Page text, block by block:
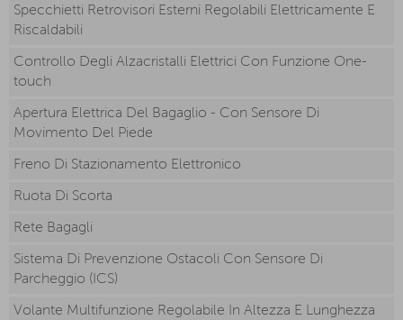
Specchietti Retrovisori Esterni Regolabili Elettricamente E
Riscaldabili
Controllo Degli Alzacristalli Elettrici Con Funzione One-
touch
Apertura Elettrica Del Bagaglio - Con Sensore Di
Movimento Del Piede
Freno Di Stazionamento Elettronico
Ruota Di Scorta
Rete Bagagli
Sistema Di Prevenzione Ostacoli Con Sensore Di
Parcheggio (ICS)
Volante Multifunzione Regolabile In Altezza E Lunghezza